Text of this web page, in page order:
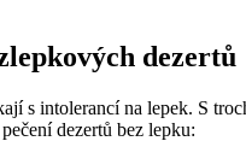
dezertů
s intolerancí na⁣ lepek.​ S
dezertů bez lepku: